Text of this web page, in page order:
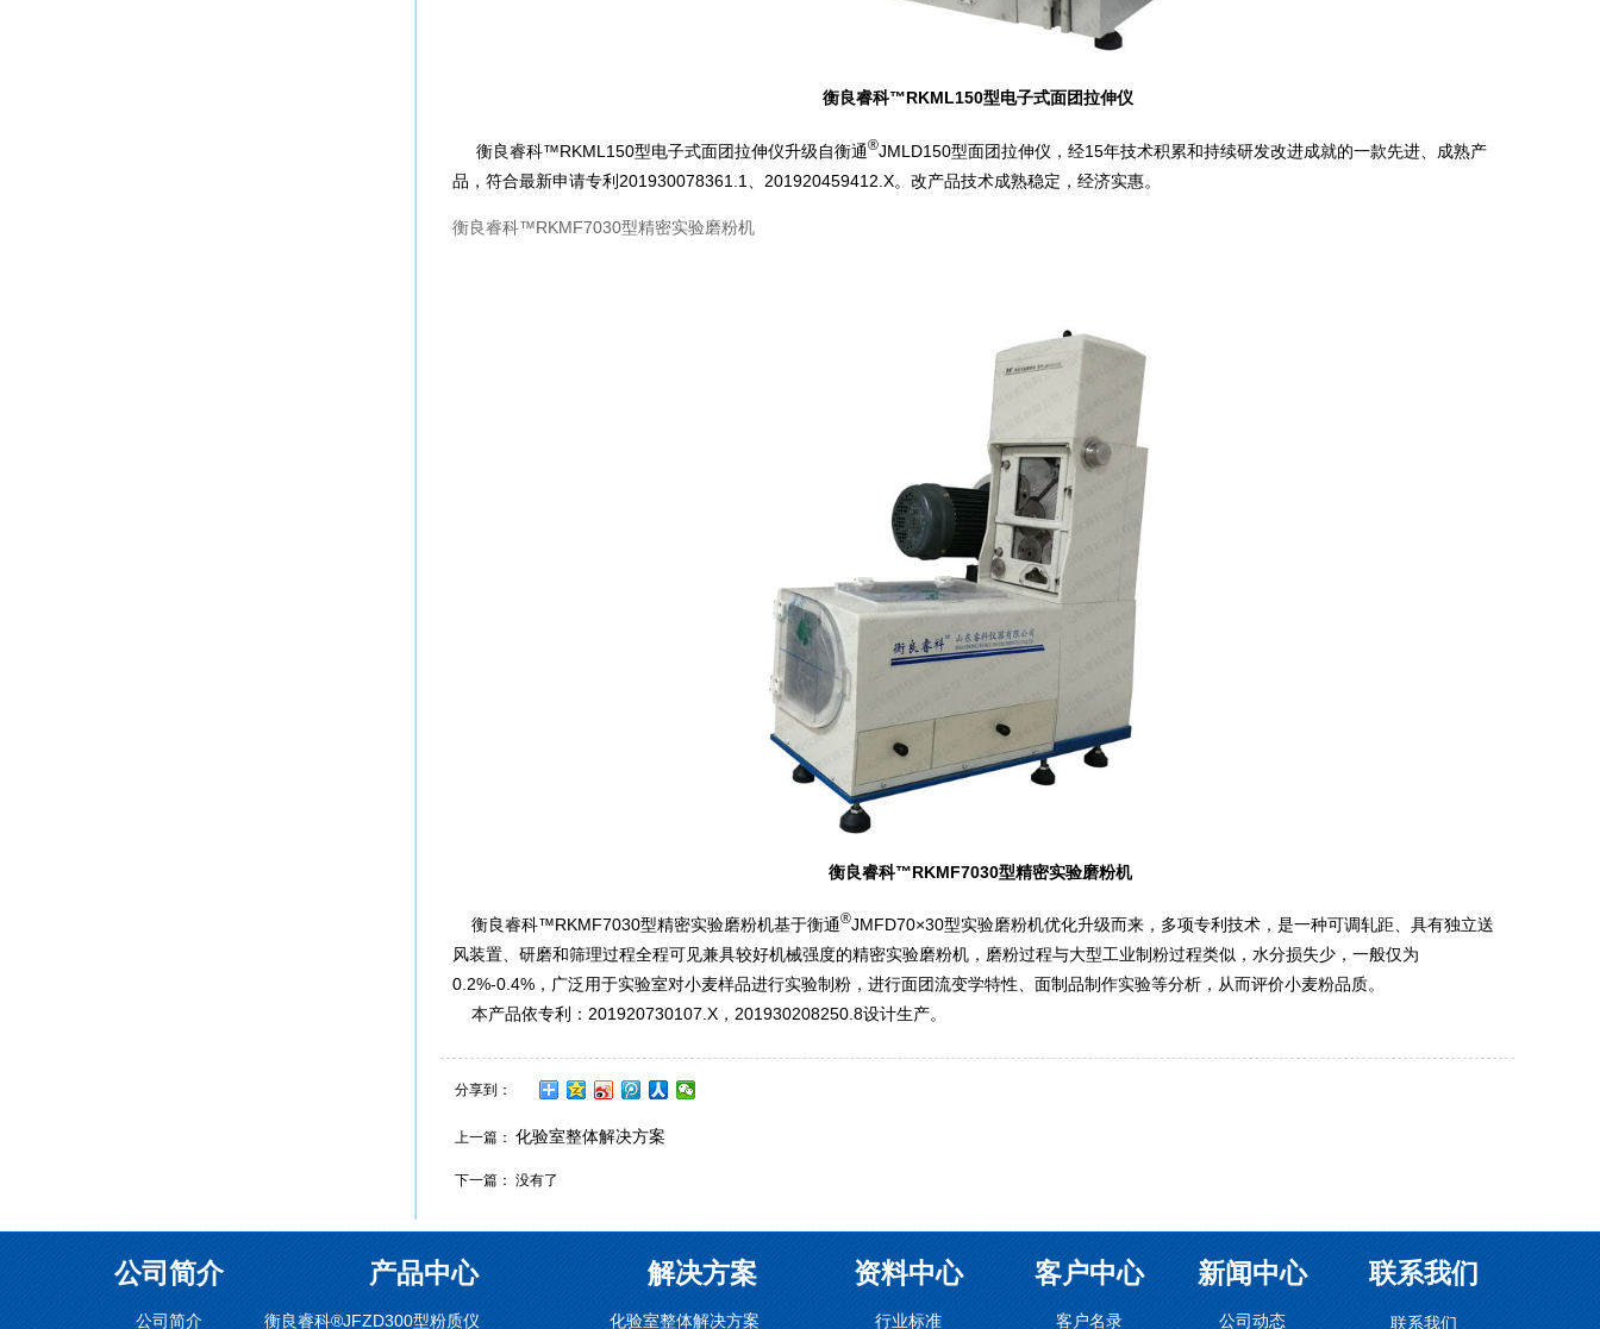
衡良睿科™RKML150型电子式面团拉伸仪
衡良睿科™RKML150型电子式面团拉伸仪升级自衡通®JMLD150型面团拉伸仪，经15年技术积累和持续研发改进成就的一款先进、成熟产
品，符合最新申请专利201930078361.1、201920459412.X。改产品技术成熟稳定，经济实惠。
衡良睿科™RKMF7030型精密实验磨粉机
衡良睿科™RKMF7030型精密实验磨粉机
衡良睿科™RKMF7030型精密实验磨粉机基于衡通®JMFD70×30型实验磨粉机优化升级而来，多项专利技术，是一种可调轧距、具有独立送
风装置、研磨和筛理过程全程可见兼具较好机械强度的精密实验磨粉机，磨粉过程与大型工业制粉过程类似，水分损失少，一般仅为
0.2%-0.4%，广泛用于实验室对小麦样品进行实验制粉，进行面团流变学特性、面制品制作实验等分析，从而评价小麦粉品质。
本产品依专利：201920730107.X，201930208250.8设计生产。
分享到：
上一篇： 化验室整体解决方案
下一篇： 没有了
公司简介
公司简介
产品中心
衡良睿科®JFZD300型粉质仪
解决方案
化验室整体解决方案
资料中心
行业标准
客户中心
客户名录
新闻中心
公司动态
联系我们
联系我们